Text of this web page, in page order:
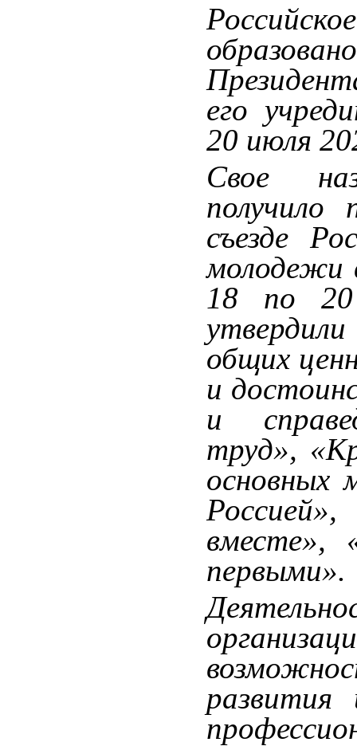
его
20 июля
Свое
получило
съезде
молодежи
18 по 20
общих
и
и
труд»,
основных
вместе»,
первыми».